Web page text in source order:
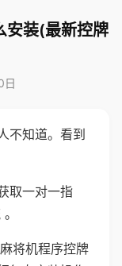
安装(最新控牌
日
不知道。看到
取一对一指
将机程序控牌